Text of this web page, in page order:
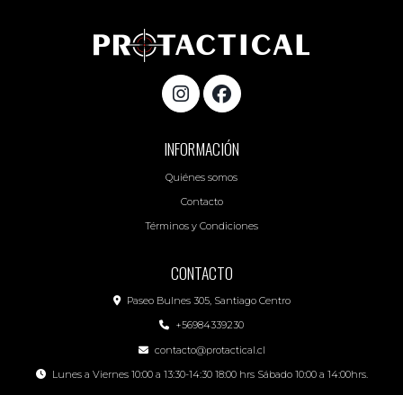
INFORMACIÓN
Quiénes somos
Contacto
Términos y Condiciones
CONTACTO
Paseo Bulnes 305, Santiago Centro
+56984339230
contacto@protactical.cl
Lunes a Viernes 10:00 a 13:30-14:30 18:00 hrs Sábado 10:00 a 14:00hrs.